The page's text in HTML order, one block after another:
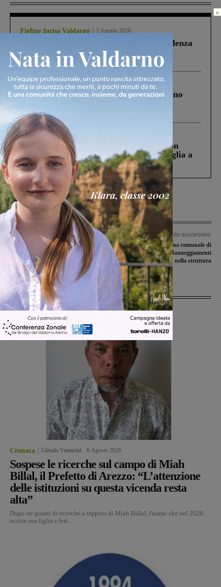
Figline Incisa Valdarno 1 Agosto 2026
Piscina di Figline finanziata oltre la scadenza
Pnrr, il gruppo di Fratelli d’Italia: “Un
ringraziamento al Governo”
Cronaca 4 Agosto 2026
Un anno fa la strage in A1 in cui morirono
Gianni, Giulia e Franco. Lo schianto, il
processo, lo stop ai sorpassi fra tir....
Cronaca 3 Agosto 2026
Scomparso da una struttura di Castiglion
Fiorentino l’uomo che aveva ucciso la figlia a
Levane nel 2020
Articolo precedente
Valdarnesi di Prima e Seconda
categoria, svelate la avversarie
Articolo successivo
Nuovo furto alla piscina comunale di
Reggello, ancora danneggiamenti
nella struttura
Ultime Notizie
Cronaca Glenda Venturini 6 Agosto 2026
Sospese le ricerche sul campo di Miah
Billal, il Prefetto di Arezzo: “L’attenzione
delle istituzioni su questa vicenda resta
alta”
Dopo tre giorni di ricerche a tappeto di Miah Billal, l'uomo che nel 2020
uccise sua figlia e ferì...
×